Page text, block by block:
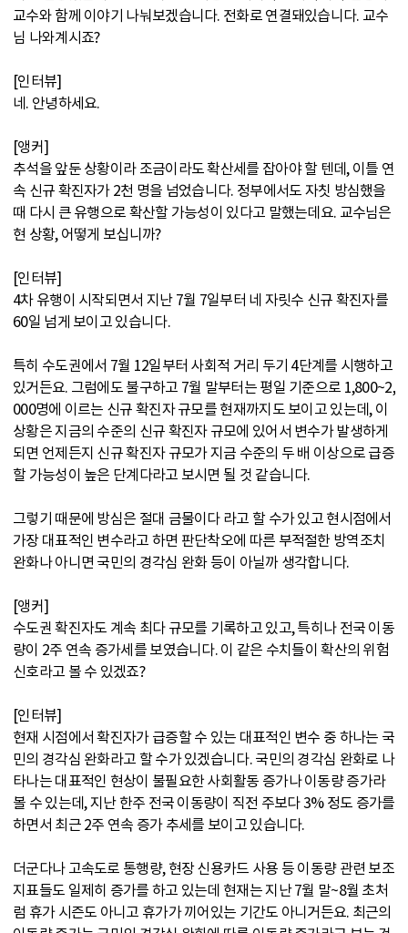
교수와 함께 이야기 나눠보겠습니다. 전화로 연결돼있습니다. 교수
님 나와계시죠?
[인터뷰]
네. 안녕하세요.
[앵커]
추석을 앞둔 상황이라 조금이라도 확산세를 잡아야 할 텐데, 이틀 연
속 신규 확진자가 2천 명을 넘었습니다. 정부에서도 자칫 방심했을
때 다시 큰 유행으로 확산할 가능성이 있다고 말했는데요. 교수님은
현 상황, 어떻게 보십니까?
[인터뷰]
4차 유행이 시작되면서 지난 7월 7일부터 네 자릿수 신규 확진자를
60일 넘게 보이고 있습니다.
특히 수도권에서 7월 12일부터 사회적 거리 두기 4단계를 시행하고
있거든요. 그럼에도 불구하고 7월 말부터는 평일 기준으로 1,800~2,
000명에 이르는 신규 확진자 규모를 현재까지도 보이고 있는데, 이
상황은 지금의 수준의 신규 확진자 규모에 있어서 변수가 발생하게
되면 언제든지 신규 확진자 규모가 지금 수준의 두 배 이상으로 급증
할 가능성이 높은 단계다라고 보시면 될 것 같습니다.
그렇기 때문에 방심은 절대 금물이다 라고 할 수가 있고 현시점에서
가장 대표적인 변수라고 하면 판단착오에 따른 부적절한 방역조치
완화나 아니면 국민의 경각심 완화 등이 아닐까 생각합니다.
[앵커]
수도권 확진자도 계속 최다 규모를 기록하고 있고, 특히나 전국 이동
량이 2주 연속 증가세를 보였습니다. 이 같은 수치들이 확산의 위험
신호라고 볼 수 있겠죠?
[인터뷰]
현재 시점에서 확진자가 급증할 수 있는 대표적인 변수 중 하나는 국
민의 경각심 완화라고 할 수가 있겠습니다. 국민의 경각심 완화로 나
타나는 대표적인 현상이 불필요한 사회활동 증가나 이동량 증가라
볼 수 있는데, 지난 한주 전국 이동량이 직전 주보다 3% 정도 증가를
하면서 최근 2주 연속 증가 추세를 보이고 있습니다.
더군다나 고속도로 통행량, 현장 신용카드 사용 등 이동량 관련 보조
지표들도 일제히 증가를 하고 있는데 현재는 지난 7월 말~8월 초처
럼 휴가 시즌도 아니고 휴가가 끼어있는 기간도 아니거든요. 최근의